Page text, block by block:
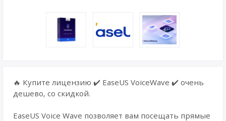
🔥 Купите лицензию ✔️ EaseUS VoiceWave ✔️ очень
дешево, со скидкой.
EaseUS Voice Wave позволяет вам посещать прямые